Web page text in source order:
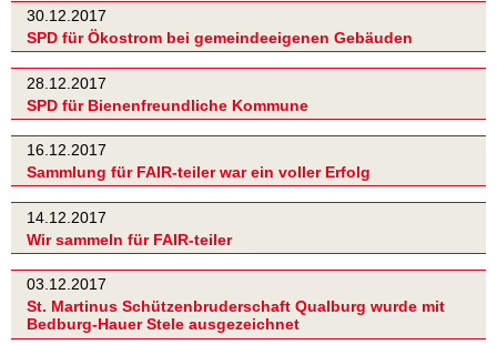
30.12.2017
SPD für Ökostrom bei gemeindeeigenen Gebäuden
28.12.2017
SPD für Bienenfreundliche Kommune
16.12.2017
Sammlung für FAIR-teiler war ein voller Erfolg
14.12.2017
Wir sammeln für FAIR-teiler
03.12.2017
St. Martinus Schützenbruderschaft Qualburg wurde mit
Bedburg-Hauer Stele ausgezeichnet